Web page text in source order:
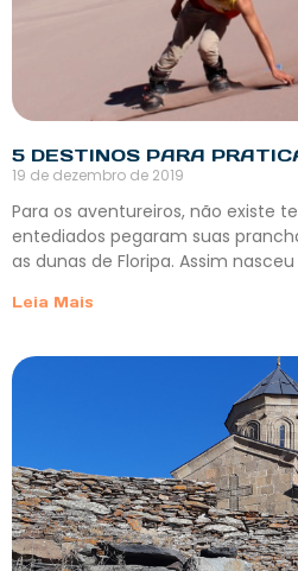
5 DESTINOS PARA
19 de dezembro de 2019
Para os aventureiros, não existe
entediados pegaram suas
as dunas de Floripa. Assim
Leia Mais